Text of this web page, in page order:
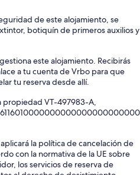
de este alojamiento, se
botiquín de primeros auxilios y
este alojamiento. Recibirás
a tu cuenta de Vrbo para que
tu reserva desde allí.
VT-497983-A,
la política de cancelación de
con la normativa de la UE sobre
los servicios de reserva de